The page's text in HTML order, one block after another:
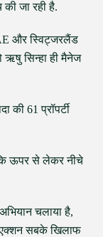
की जा रही है.
और स्विट्जरलैंड
ऋषु सिन्हा ही मैनेज
61 प्रॉपर्टी
ऊपर से लेकर नीचे
चलाया है,
एक्शन सबके खिलाफ